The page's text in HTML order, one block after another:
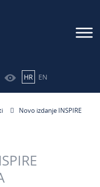
HR EN
Novo izdanje INSPIRE